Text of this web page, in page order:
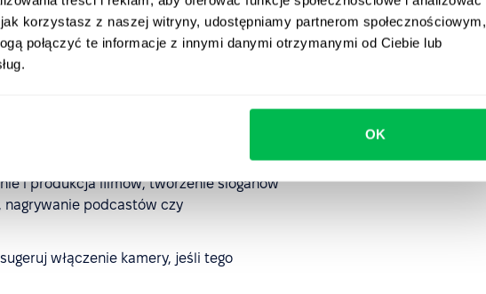
korzystasz z naszej witryny, udostępniamy partnerom społecznościowym,
połączyć te informacje z innymi danymi otrzymanymi od Ciebie lub
OK
improwizator
i chwalić się osiągnięciami.
w kreatywnych zawodach. Jeśli w
i produkcja filmów, tworzenie sloganów
nagrywanie podcastów czy
włączenie kamery, jeśli tego